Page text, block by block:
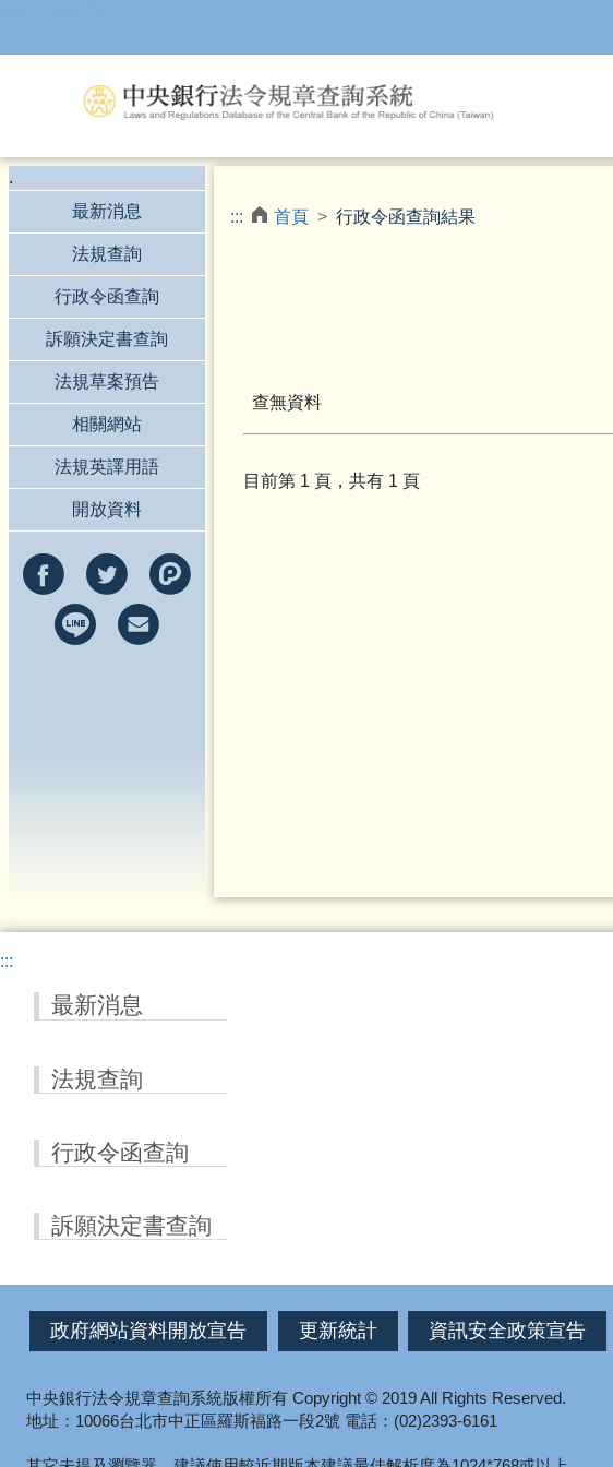
.
最新消息
法規查詢
行政令函查詢
訴願決定書查詢
法規草案預告
相關網站
法規英譯用語
開放資料
::: 首頁 行政令函查詢結果
查無資料
目前第 1 頁，共有 1 頁
:::
最新消息
法規查詢
行政令函查詢
訴願決定書查詢
政府網站資料開放宣告 更新統計 資訊安全政策宣告
中央銀行法令規章查詢系統版權所有Copyright © 2019 All Rights Reserved.
地址：10066台北市中正區羅斯福路一段2號 電話：(02)2393-6161